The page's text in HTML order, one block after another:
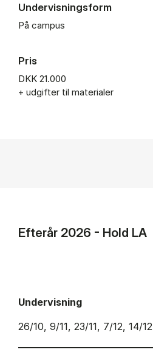
Undervisningsform
På campus
Pris
DKK 21.000
+ udgifter til materialer
Efterår 2026 - Hold LA
Undervisning
26/10, 9/11, 23/11, 7/12, 14/12